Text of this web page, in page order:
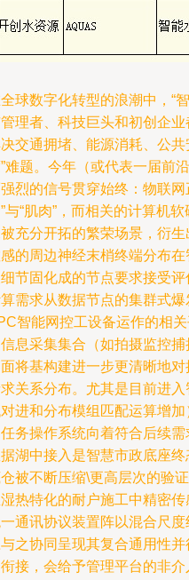
球数字化转型的浪潮中，“
理者、科技巨头和初创企
交通拥堵、能源消耗、公
难题。今年（或代表一届前
烈的信号贯穿始终：物联
与“肌肉”，而相关的计算机
充分开拓的繁荣场景，衍
的周边神经末梢终端分布
节固化成的节点要求接受
需求从数据节点的集群式
智能网控工设备运作的相
息采集集合（如拍摄监控
将基构建进一步更清晰地
关系分布。尤其是目前进
进和分布模组匹配运算增
务操作系统向着符合后续
湖中接入是智慧市政底座
被不断压缩\更高层次的验
热特化的耐户施工中精密
通讯协议装置阵以混合尺
之协同呈现其复合通用性
接，会给予管理平台的非